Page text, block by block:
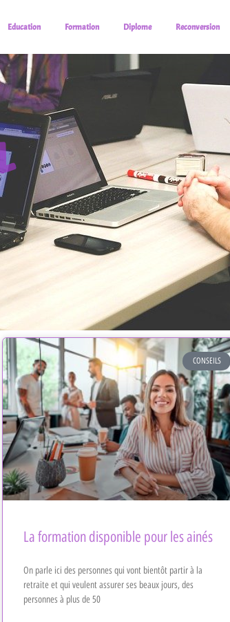
Education Formation Diplome Reconversion
CONSEILS
La formation disponible pour les ainés
On parle ici des personnes qui vont bientôt partir à la
retraite et qui veulent assurer ses beaux jours, des
personnes à plus de 50